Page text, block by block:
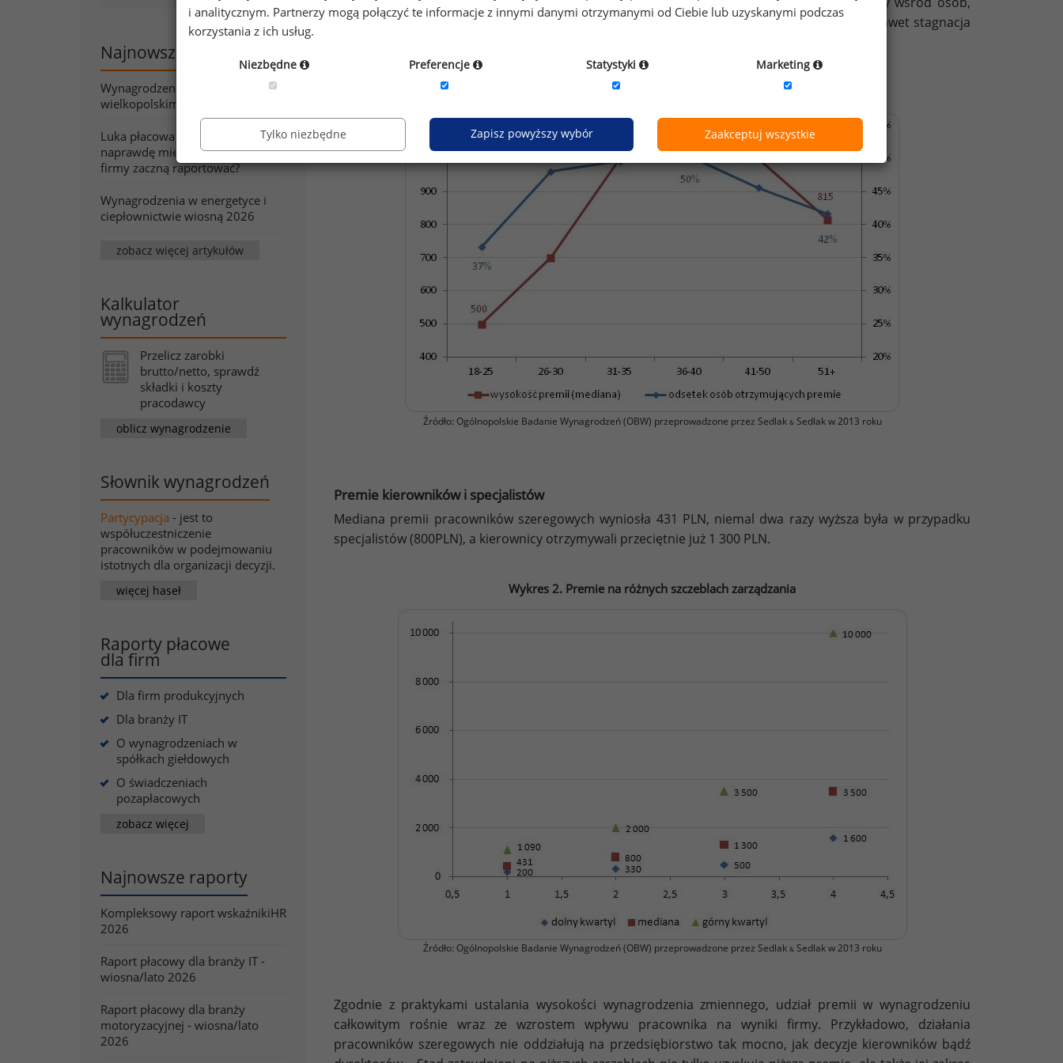
Najnowsze artykuły
Wynagrodzenia w województwie
wielkopolskim wiosną 2026
Luka płacowa pod lupą. Co
naprawdę mierzy wskaźnik, który
firmy zaczną raportować?
Wynagrodzenia w energetyce i
ciepłownictwie wiosną 2026
zobacz więcej artykułów
Kalkulator
wynagrodzeń
Przelicz zarobki
brutto/netto, sprawdź
składki i koszty
pracodawcy
oblicz wynagrodzenie
Słownik wynagrodzeń
Partycypacja - jest to
współuczestniczenie
pracowników w podejmowaniu
istotnych dla organizacji decyzji.
więcej haseł
Raporty płacowe
dla firm
Dla firm produkcyjnych
Dla branży IT
O wynagrodzeniach w
spółkach giełdowych
O świadczeniach
pozapłacowych
zobacz więcej
Najnowsze raporty
Kompleksowy raport wskaźnikiHR
2026
Raport płacowy dla branży IT -
wiosna/lato 2026
Raport płacowy dla branży
motoryzacyjnej - wiosna/lato
2026
które przekroczyły 50. rok życia. Jedną z przyczyn mogła być swego rodzaju stabilizacja lub nawet stagnacja
Wykres 1. Wysokość premii i odsetek osób ją otrzymujących
Źródło: Ogólnopolskie Badanie Wynagrodzeń (OBW) przeprowadzone przez Sedlak &Sedlak w 2013 roku
Premie kierowników i specjalistów
Mediana premii pracowników szeregowych wyniosła 431 PLN, niemal dwa razy wyższa była w przypadku
specjalistów (800PLN), a kierownicy otrzymywali przeciętnie już 1 300 PLN.
Wykres 2. Premie na różnych szczeblach zarządzania
Źródło: Ogólnopolskie Badanie Wynagrodzeń (OBW) przeprowadzone przez Sedlak &Sedlak w 2013 roku
Zgodnie z praktykami ustalania wysokości wynagrodzenia zmiennego, udział premii w wynagrodzeniu
całkowitym rośnie wraz ze wzrostem wpływu pracownika na wyniki firmy. Przykładowo, działania
pracowników szeregowych nie oddziałują na przedsiębiorstwo tak mocno, jak decyzje kierowników bądź
i analitycznym. Partnerzy mogą połączyć te informacje z innymi danymi otrzymanymi od Ciebie lub uzyskanymi podczas
korzystania z ich usług.
Niezbędne Preferencje Statystyki Marketing
Tylko niezbędne Zapisz powyższy wybór Zaakceptuj wszystkie